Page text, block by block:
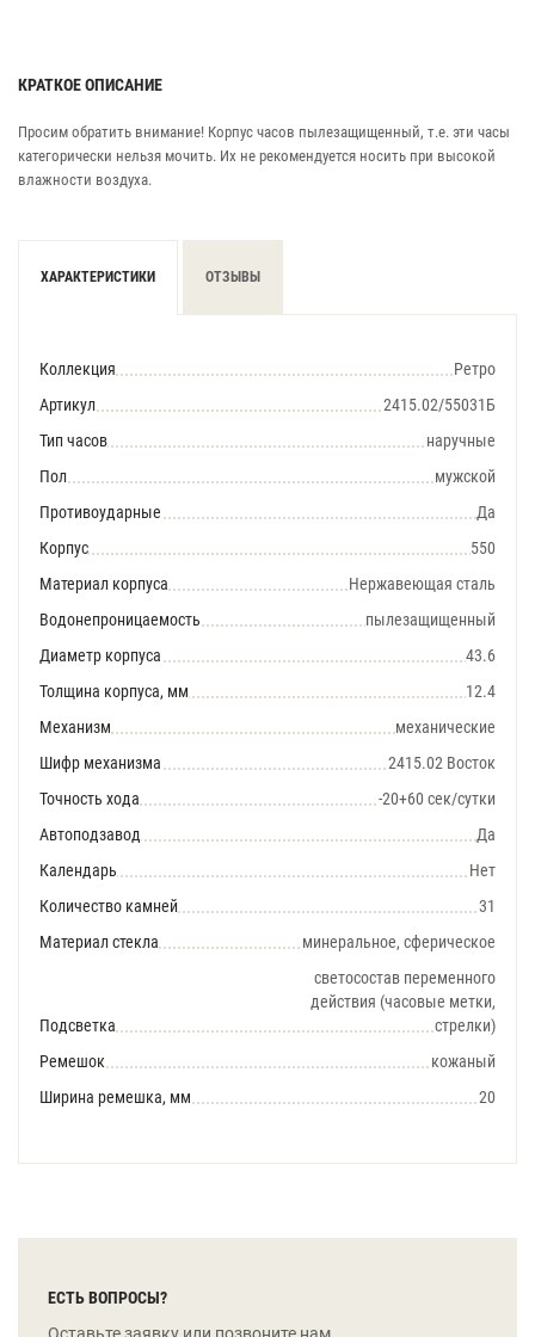
КРАТКОЕ ОПИСАНИЕ
Просим обратить внимание! Корпус часов пылезащищенный, т.е. эти часы
категорически нельзя мочить. Их не рекомендуется носить при высокой
влажности воздуха.
ХАРАКТЕРИСТИКИ ОТЗЫВЫ
Коллекция
Ретро
Артикул
2415.02/55031Б
Тип часов
наручные
Пол
мужской
Противоударные
Да
Корпус
550
Материал корпуса
Нержавеющая сталь
Водонепроницаемость
пылезащищенный
Диаметр корпуса
43.6
Толщина корпуса, мм
12.4
Механизм
механические
Шифр механизма
2415.02 Восток
Точность хода
-20+60 сек/сутки
Автоподзавод
Да
Календарь
Нет
Количество камней
31
Материал стекла
минеральное, сферическое
Подсветка
светосостав переменного
действия (часовые метки,
стрелки)
Ремешок
кожаный
Ширина ремешка, мм
20
ЕСТЬ ВОПРОСЫ?
Оставьте заявку или позвоните нам